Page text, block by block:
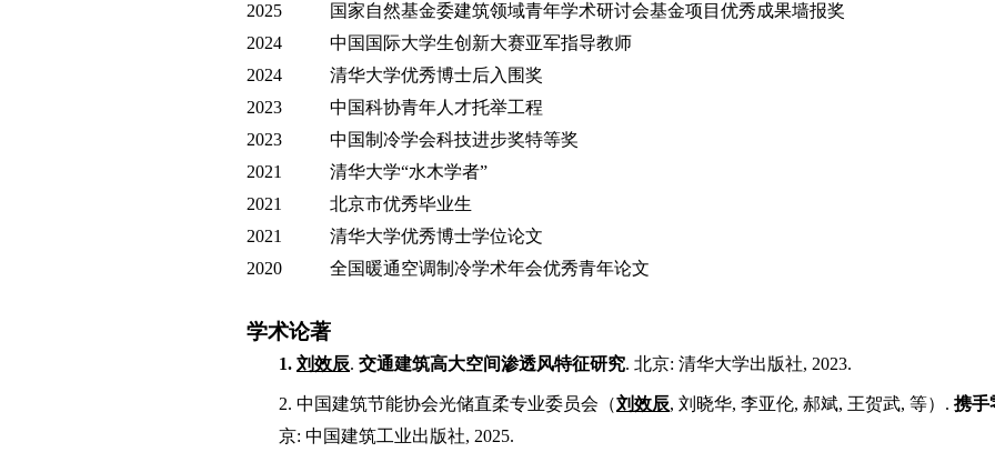
2025
国家自然基金委建筑领域青年学术研讨会基金项目优秀成果墙报奖
2024
中国国际大学生创新大赛亚军指导教师
2024
清华大学优秀博士后入围奖
2023
中国科协青年人才托举工程
2023
中国制冷学会科技进步奖特等奖
2021
清华大学“水木学者”
2021
北京市优秀毕业生
2021
清华大学优秀博士学位论文
2020
全国暖通空调制冷学术年会优秀青年论文
学术论著
1. 刘效辰. 交通建筑高大空间渗透风特征研究. 北京: 清华大学出版社, 2023.
2. 中国建筑节能协会光储直柔专业委员会（刘效辰, 刘晓华, 李亚伦, 郝斌, 王贺武, 等） . 携手
京: 中国建筑工业出版社, 2025.